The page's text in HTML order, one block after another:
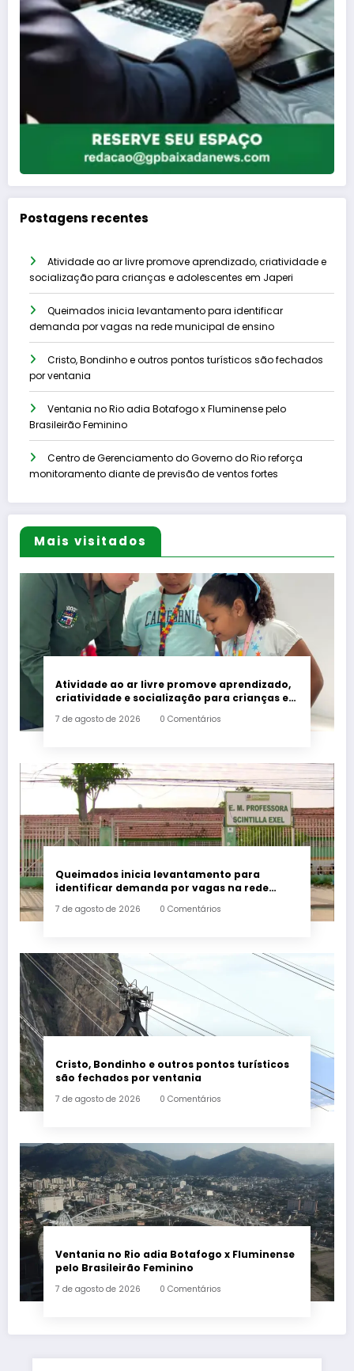
Postagens recentes
Atividade ao ar livre promove aprendizado, criatividade e
socialização para crianças e adolescentes em Japeri
Queimados inicia levantamento para identificar
demanda por vagas na rede municipal de ensino
Cristo, Bondinho e outros pontos turísticos são fechados
por ventania
Ventania no Rio adia Botafogo x Fluminense pelo
Brasileirão Feminino
Centro de Gerenciamento do Governo do Rio reforça
monitoramento diante de previsão de ventos fortes
Mais visitados
Atividade ao ar livre promove aprendizado,
criatividade e socialização para crianças e
7 de agosto de 2026 0 Comentários
Queimados inicia levantamento para
identificar demanda por vagas na rede
7 de agosto de 2026 0 Comentários
Cristo, Bondinho e outros pontos turísticos
são fechados por ventania
7 de agosto de 2026 0 Comentários
Ventania no Rio adia Botafogo x Fluminense
pelo Brasileirão Feminino
7 de agosto de 2026 0 Comentários